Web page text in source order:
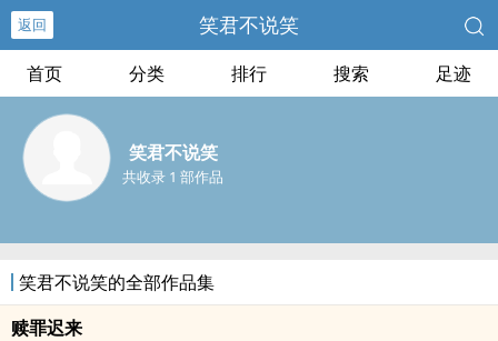
返回 笑君不说笑
首页 分类 排行 搜索 足迹
笑君不说笑
共收录 1 部作品
笑君不说笑的全部作品集
赎罪迟来